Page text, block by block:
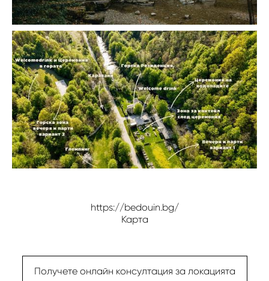
https://bedouin.bg/
Карта
Получете онлайн консултация за локацията